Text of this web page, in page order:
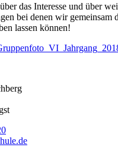
das Interesse und über
bei denen wir gemeinsam
lassen können!